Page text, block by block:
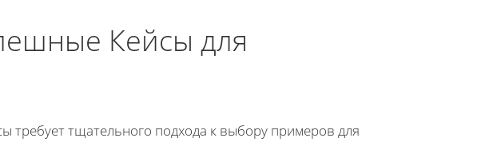
Кейсы для
требует тщательного подхода к выбору примеров для